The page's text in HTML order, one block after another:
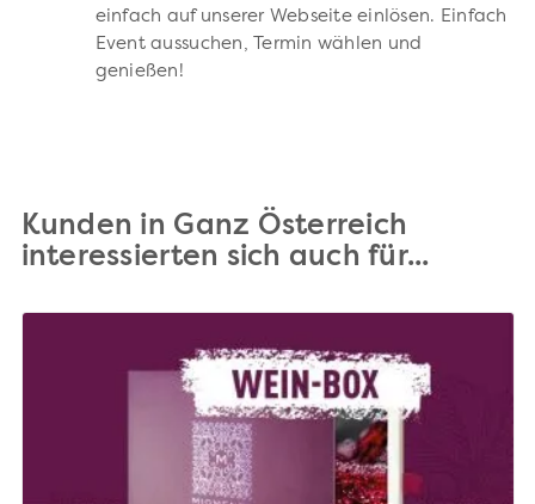
einfach auf unserer Webseite einlösen. Einfach
Event aussuchen, Termin wählen und
genießen!
Kunden in Ganz Österreich
interessierten sich auch für...